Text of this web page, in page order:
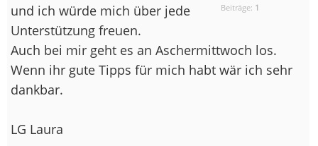
Beiträge: 1
und ich würde mich über jede
Unterstützung freuen.
Auch bei mir geht es an Aschermittwoch los.
Wenn ihr gute Tipps für mich habt wär ich sehr
dankbar.
LG Laura